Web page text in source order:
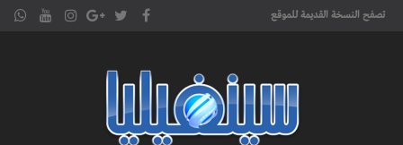
تصفح النسخة القديمة للموقع